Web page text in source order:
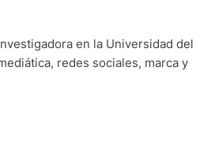
en la Universidad del
redes sociales, marca y